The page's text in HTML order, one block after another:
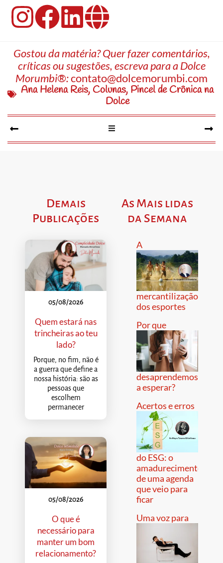
Gostou da matéria? Quer fazer comentários,
críticas ou sugestões, escreva para a Dolce
Morumbi®:contato@dolcemorumbi.com
Ana Helena Reis, Colunas, Pincel de Crônica na
Dolce
Demais
Publicações
05/08/2026
Quem estará nas
trincheiras ao teu
lado?
Porque, no fim, não é
a guerra que define a
nossa história: são as
pessoas que
escolhem
permanecer
05/08/2026
O que é
necessário para
manter um bom
relacionamento?
As Mais lidas
da Semana
A
mercantilização
dos esportes
Por que
desaprendemos
a esperar?
Acertos e erros
do ESG: o
amadurecimento
de uma agenda
que veio para
ficar
Uma voz para